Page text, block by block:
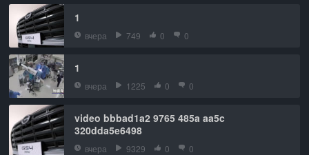
1
вчера 749 0 0
1
вчера 1225 0 0
video bbbad1a2 9765 485a aa5c
320dda5e6498
вчера 9329 0 0